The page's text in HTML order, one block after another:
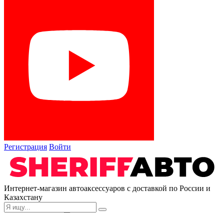
Регистрация Войти
Интернет-магазин автоаксессуаров с доставкой по России и
Казахстану